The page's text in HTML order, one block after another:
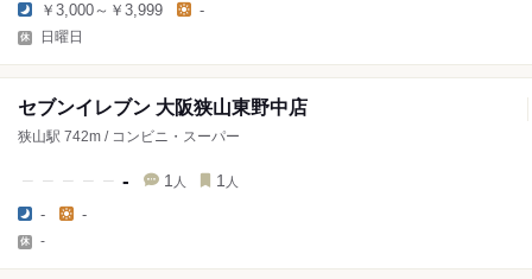
￥3,000～￥3,999 -
日曜日
セブンイレブン 大阪狭山東野中店
狭山駅 742m / コンビニ・スーパー
- 1 人 1 人
- -
-